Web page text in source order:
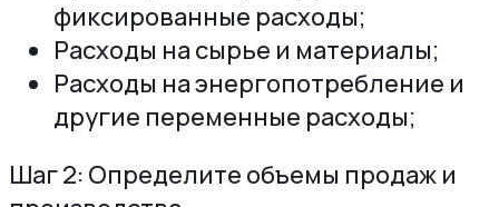
фиксированные расходы;
Расходы на сырье и материалы;
Расходы на энергопотребление и
другие переменные расходы;
Шаг 2: Определите объемы продаж и